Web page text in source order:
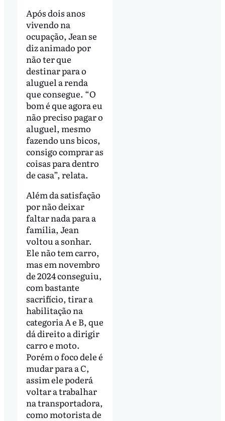
Após dois anos
vivendo na
ocupação, Jean se
diz animado por
não ter que
destinar para o
aluguel a renda
que consegue. “O
bom é que agora eu
não preciso pagar o
aluguel, mesmo
fazendo uns bicos,
consigo comprar as
coisas para dentro
de casa”, relata.
Além da satisfação
por não deixar
faltar nada para a
família, Jean
voltou a sonhar.
Ele não tem carro,
mas em novembro
de 2024 conseguiu,
com bastante
sacrifício, tirar a
habilitação na
categoria A e B, que
dá direito a dirigir
carro e moto.
Porém o foco dele é
mudar para a C,
assim ele poderá
voltar a trabalhar
na transportadora,
como motorista de